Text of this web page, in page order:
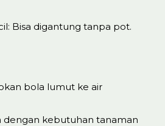
Bisa digantung tanpa pot.
bola lumut ke air
dengan kebutuhan tanaman